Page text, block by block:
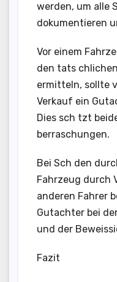
werden, um alle
dokumentieren
Vor einem
den tats
ermitteln, sollte
Verkauf ein
Dies sch tzt
berraschungen.
Bei Sch den
Fahrzeug durch
anderen Fahrer
Gutachter bei
und der
Fazit